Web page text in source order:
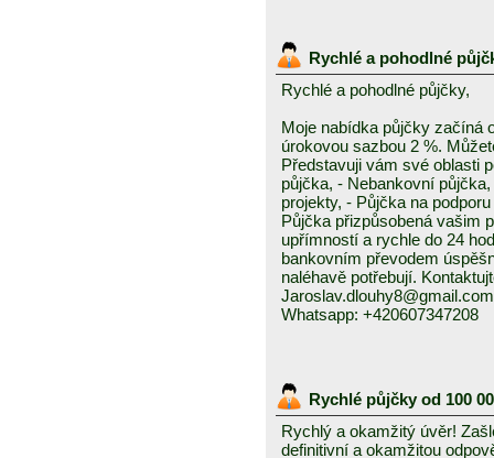
Rychlé a pohodlné
Rychlé a pohodlné půjčky,
Moje nabídka půjčky začíná
úrokovou sazbou 2 %.
Představuji vám své oblasti
půjčka, - Nebankovní
projekty, - Půjčka na
Půjčka přizpůsobená vašim
upřímností a rychle do 24
bankovním převodem
naléhavě potřebují.
Jaroslav.dlouhy8@gmail.com
Whatsapp: +420607347208
Rychlé půjčky od 100
Rychlý a okamžitý úvěr!
definitivní a okamžitou